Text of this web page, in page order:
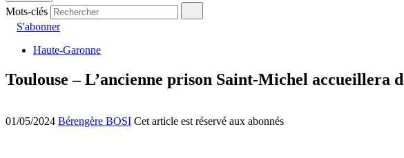
Mots-clés
S'abonner
Haute-Garonne
Toulouse – L’ancienne prison Saint-Michel accueillera
01/05/2024 Bérengère BOSI Cet article est réservé aux abonnés